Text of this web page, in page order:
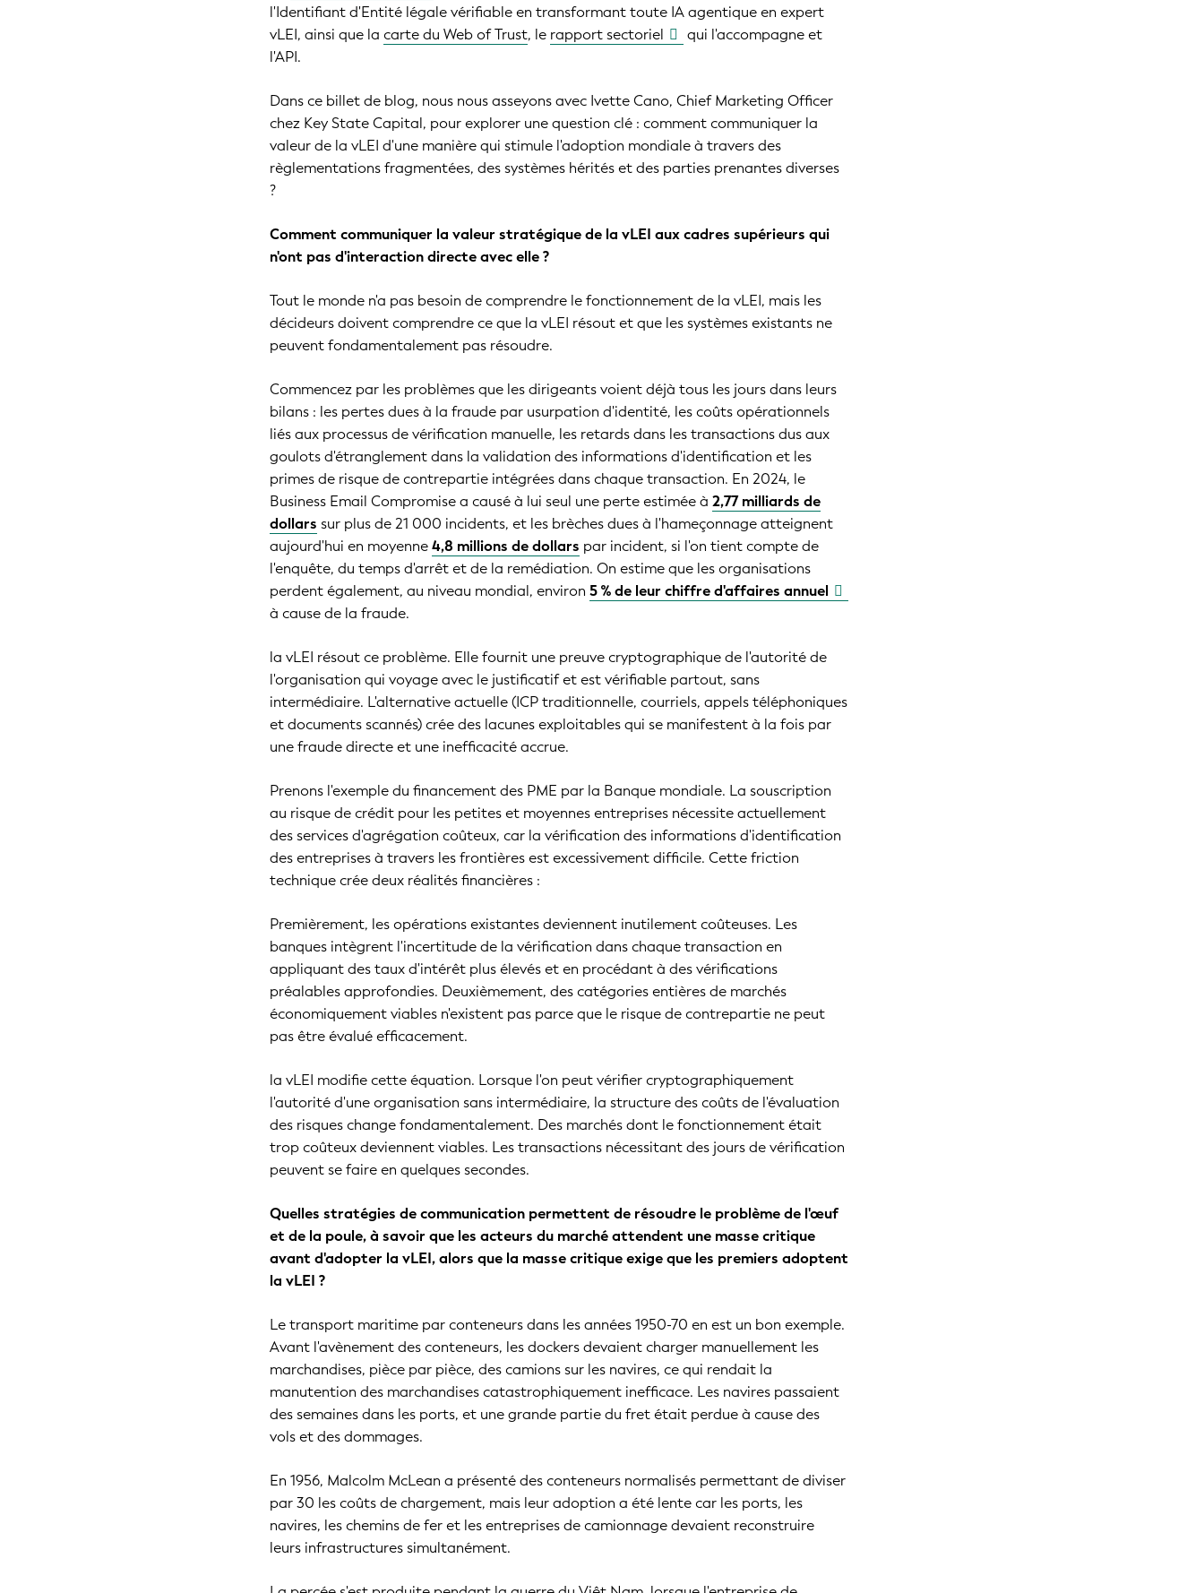
l'Identifiant d'Entité légale vérifiable en transformant toute IA agentique en expert
vLEI, ainsi que lacarte du Web of Trust, le rapport sectoriel
qui l'accompagne et
l'API.
Dans ce billet de blog, nous nous asseyons avec Ivette Cano, Chief Marketing Officer
chez Key State Capital, pour explorer une question clé : comment communiquer la
valeur de la vLEI d'une manière qui stimule l'adoption mondiale à travers des
règlementations fragmentées, des systèmes hérités et des parties prenantes diverses
?
Comment communiquer la valeur stratégique de la vLEI aux cadres supérieurs qui
n'ont pas d'interaction directe avec elle ?
Tout le monde n'a pas besoin de comprendre le fonctionnement de la vLEI, mais les
décideurs doivent comprendre ce que la vLEI résout et que les systèmes existants ne
peuvent fondamentalement pas résoudre.
Commencez par les problèmes que les dirigeants voient déjà tous les jours dans leurs
bilans : les pertes dues à la fraude par usurpation d'identité, les coûts opérationnels
liés aux processus de vérification manuelle, les retards dans les transactions dus aux
goulots d'étranglement dans la validation des informations d'identification et les
primes de risque de contrepartie intégrées dans chaque transaction. En 2024, le
Business Email Compromise a causé à lui seul une perte estimée à2,77 milliards de
dollars sur plus de 21 000 incidents, et les brèches dues à l'hameçonnage atteignent
aujourd'hui en moyenne4,8 millions de dollars par incident, si l'on tient compte de
l'enquête, du temps d'arrêt et de la remédiation. On estime que les organisations
perdent également, au niveau mondial, environ5 % de leur chiffre d'affaires annuel
à cause de la fraude.
la vLEI résout ce problème. Elle fournit une preuve cryptographique de l'autorité de
l'organisation qui voyage avec le justificatif et est vérifiable partout, sans
intermédiaire. L'alternative actuelle (ICP traditionnelle, courriels, appels téléphoniques
et documents scannés) crée des lacunes exploitables qui se manifestent à la fois par
une fraude directe et une inefficacité accrue.
Prenons l'exemple du financement des PME par la Banque mondiale. La souscription
au risque de crédit pour les petites et moyennes entreprises nécessite actuellement
des services d'agrégation coûteux, car la vérification des informations d'identification
des entreprises à travers les frontières est excessivement difficile. Cette friction
technique crée deux réalités financières :
Premièrement, les opérations existantes deviennent inutilement coûteuses. Les
banques intègrent l'incertitude de la vérification dans chaque transaction en
appliquant des taux d'intérêt plus élevés et en procédant à des vérifications
préalables approfondies. Deuxièmement, des catégories entières de marchés
économiquement viables n'existent pas parce que le risque de contrepartie ne peut
pas être évalué efficacement.
la vLEI modifie cette équation. Lorsque l'on peut vérifier cryptographiquement
l'autorité d'une organisation sans intermédiaire, la structure des coûts de l'évaluation
des risques change fondamentalement. Des marchés dont le fonctionnement était
trop coûteux deviennent viables. Les transactions nécessitant des jours de vérification
peuvent se faire en quelques secondes.
Quelles stratégies de communication permettent de résoudre le problème de l'œuf
et de la poule, à savoir que les acteurs du marché attendent une masse critique
avant d'adopter la vLEI, alors que la masse critique exige que les premiers adoptent
la vLEI ?
Le transport maritime par conteneurs dans les années 1950-70 en est un bon exemple.
Avant l'avènement des conteneurs, les dockers devaient charger manuellement les
marchandises, pièce par pièce, des camions sur les navires, ce qui rendait la
manutention des marchandises catastrophiquement inefficace. Les navires passaient
des semaines dans les ports, et une grande partie du fret était perdue à cause des
vols et des dommages.
En 1956, Malcolm McLean a présenté des conteneurs normalisés permettant de diviser
par 30 les coûts de chargement, mais leur adoption a été lente car les ports, les
navires, les chemins de fer et les entreprises de camionnage devaient reconstruire
leurs infrastructures simultanément.